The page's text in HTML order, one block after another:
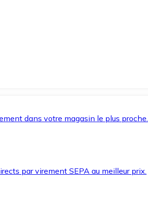
dans votre magasin le plus proche.
par virement SEPA au meilleur prix.